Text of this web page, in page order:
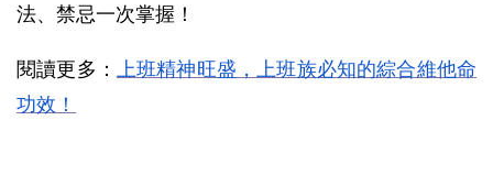
法、禁忌一次掌握！
閱讀更多：
上班精神旺盛，上班族必知的綜合維他命
功效！